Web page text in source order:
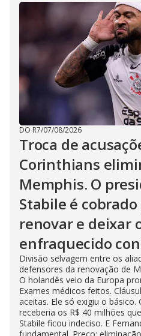
DO R7/07/08/2026
Troca de
Corinthians
Memphis. O
Stabile é
renovar e deixar
enfraquecido
Divisão selvagem entre os
defensores da renovação de
O holandês veio da Europa
Exames médicos feitos.
aceitas. Ele só exigiu o básico.
receberia os R$ 40 milhões
Stabile ficou indeciso. E